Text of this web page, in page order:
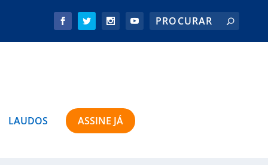
LAUDOS ASSINE JÁ